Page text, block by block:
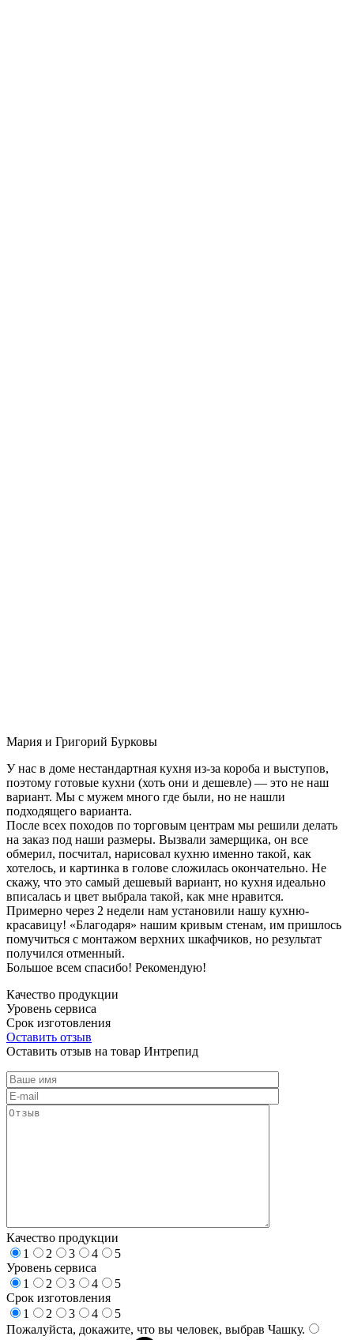
Мария и Григорий Бурковы
У нас в доме нестандартная кухня из-за короба и выступов,
поэтому готовые кухни (хоть они и дешевле) — это не наш
вариант. Мы с мужем много где были, но не нашли
подходящего варианта.
После всех походов по торговым центрам мы решили делать
на заказ под наши размеры. Вызвали замерщика, он все
обмерил, посчитал, нарисовал кухню именно такой, как
хотелось, и картинка в голове сложилась окончательно. Не
скажу, что это самый дешевый вариант, но кухня идеально
вписалась и цвет выбрала такой, как мне нравится.
Примерно через 2 недели нам установили нашу кухню-
красавицу! «Благодаря» нашим кривым стенам, им пришлось
помучиться с монтажом верхних шкафчиков, но результат
получился отменный.
Большое всем спасибо! Рекомендую!
Качество продукции
Уровень сервиса
Срок изготовления
Оставить отзыв
Оставить отзыв на товар Интрепид
Качество продукции
1
2 3 4
5
Уровень сервиса
1
2 3 4
5
Срок изготовления
1
2 3 4
5
Пожалуйста, докажите, что вы человек, выбрав Чашку.